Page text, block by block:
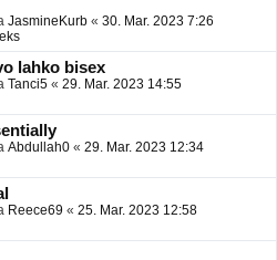
JasmineKurb « 30. Mar. 2023 7:26
lahko bisex
Tanci5 « 29. Mar. 2023 14:55
Abdullah0 « 29. Mar. 2023 12:34
Reece69 « 25. Mar. 2023 12:58